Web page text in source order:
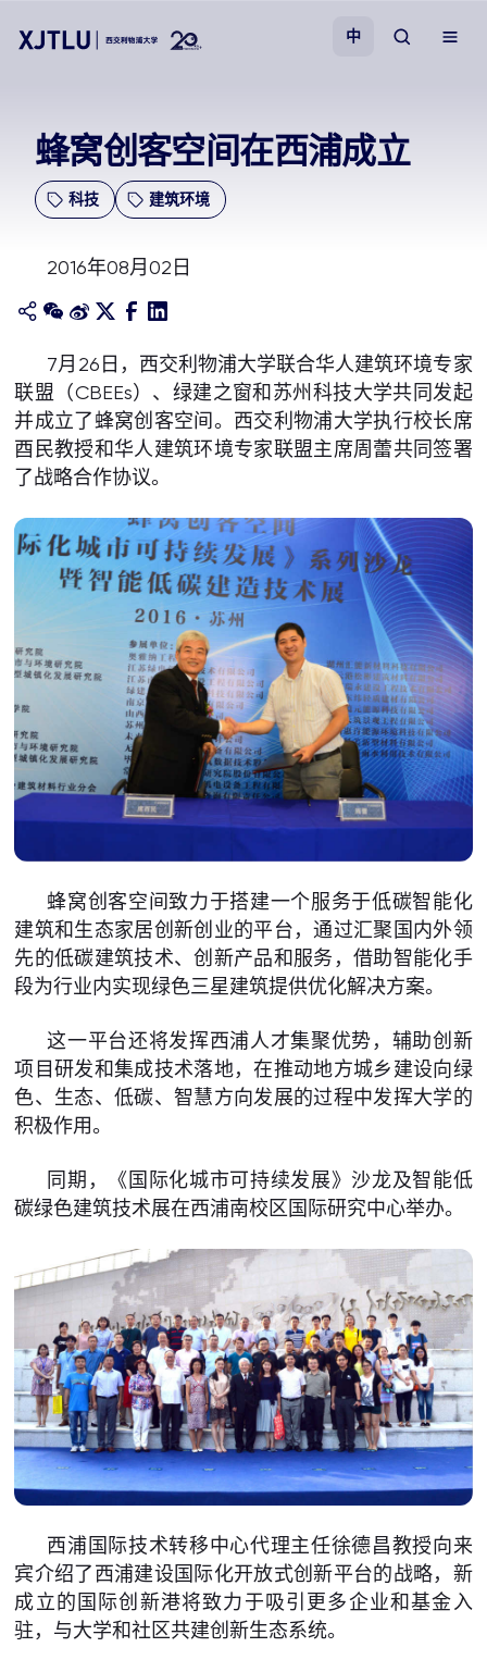
招生
学院
校园生活
关于我们
中
蜂窝创客空间在西浦成立
科技 建筑环境
2016年08月02日
7月26日，西交利物浦大学联合华人建筑环境专家
联盟（CBEEs）、绿建之窗和苏州科技大学共同发起
并成立了蜂窝创客空间。西交利物浦大学执行校长席
酉民教授和华人建筑环境专家联盟主席周蕾共同签署
了战略合作协议。
蜂窝创客空间致力于搭建一个服务于低碳智能化
建筑和生态家居创新创业的平台，通过汇聚国内外领
先的低碳建筑技术、创新产品和服务，借助智能化手
段为行业内实现绿色三星建筑提供优化解决方案。
这一平台还将发挥西浦人才集聚优势，辅助创新
项目研发和集成技术落地，在推动地方城乡建设向绿
色、生态、低碳、智慧方向发展的过程中发挥大学的
积极作用。
同期，《国际化城市可持续发展》沙龙及智能低
碳绿色建筑技术展在西浦南校区国际研究中心举办。
西浦国际技术转移中心代理主任徐德昌教授向来
宾介绍了西浦建设国际化开放式创新平台的战略，新
成立的国际创新港将致力于吸引更多企业和基金入
驻，与大学和社区共建创新生态系统。